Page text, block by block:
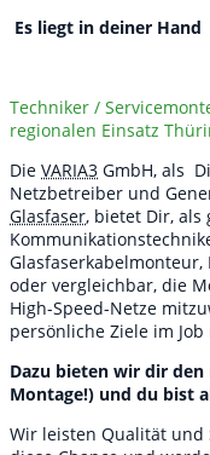
Es liegt in deiner
Techniker /
regionalen Einsatz
Die VARIA3 GmbH, als
Netzbetreiber und
Glasfaser, bietet Dir, als
oder vergleichbar, die
High-Speed-Netze
persönliche Ziele im
Dazu bieten wir dir
Montage!) und du bist
Wir leisten Qualität und